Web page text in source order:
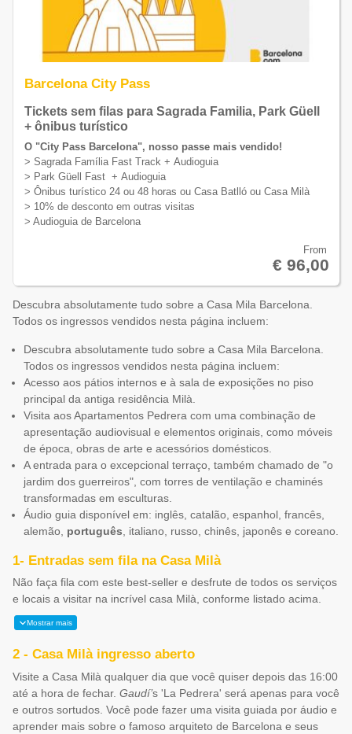
Barcelona City Pass
Tickets sem filas para Sagrada Familia, Park Güell
+ ônibus turístico
O "City Pass Barcelona", nosso passe mais vendido!
> Sagrada Família Fast Track + Audioguia
> Park Güell Fast + Audioguia
> Ônibus turístico 24 ou 48 horas ou Casa Batlló ou Casa Milà
> 10% de desconto em outras visitas
> Audioguia de Barcelona
From
€ 96,00
Descubra absolutamente tudo sobre a Casa Mila Barcelona.
Todos os ingressos vendidos nesta página incluem:
Descubra absolutamente tudo sobre a Casa Mila Barcelona.
Todos os ingressos vendidos nesta página incluem:
Acesso aos pátios internos e à sala de exposições no piso
principal da antiga residência Milà.
Visita aos Apartamentos Pedrera com uma combinação de
apresentação audiovisual e elementos originais, como móveis
de época, obras de arte e acessórios domésticos.
A entrada para o excepcional terraço, também chamado de "o
jardim dos guerreiros", com torres de ventilação e chaminés
transformadas em esculturas.
Áudio guia disponível em: inglês, catalão, espanhol, francês,
alemão, português , italiano, russo, chinês, japonês e coreano.
1- Entradas sem fila na Casa Milà
Não faça fila com este best-seller e desfrute de todos os serviços
e locais a visitar na incrível casa Milà, conforme listado acima.
Mostrar mais
2 - Casa Milà ingresso aberto
Visite a Casa Milà qualquer dia que você quiser depois das 16:00
até a hora de fechar. Gaudí’s 'La Pedrera' será apenas para você
e outros sortudos. Você pode fazer uma visita guiada por áudio e
aprender mais sobre o famoso arquiteto de Barcelona e seus